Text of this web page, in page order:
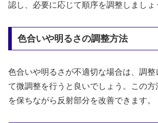
認し、必要に応じて順序を調整しましょ
色合いや明るさの調整方法
色合いや明るさが不適切な場合は、調整
て微調整を行うと良いでしょう。この
を保ちながら反射部分を改善できます。